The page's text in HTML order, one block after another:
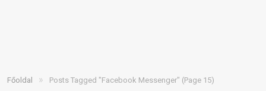
Főoldal » Posts Tagged "Facebook Messenger" (Page 15)